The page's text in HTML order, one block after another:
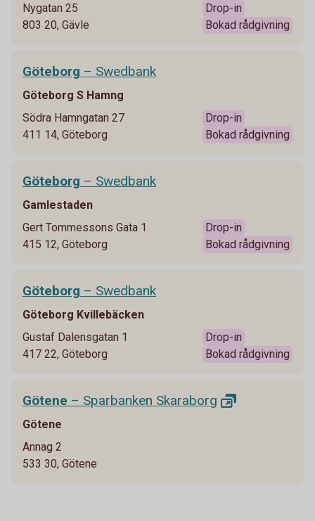
Nygatan 25
803 20, Gävle
Drop-in
Bokad rådgivning
Göteborg – Swedbank
Göteborg S Hamng
Södra Hamngatan 27
411 14, Göteborg
Drop-in
Bokad rådgivning
Göteborg – Swedbank
Gamlestaden
Gert Tommessons Gata 1
415 12, Göteborg
Drop-in
Bokad rådgivning
Göteborg – Swedbank
Göteborg Kvillebäcken
Gustaf Dalensgatan 1
417 22, Göteborg
Drop-in
Bokad rådgivning
Götene – Sparbanken Skaraborg
Götene
Annag 2
533 30, Götene